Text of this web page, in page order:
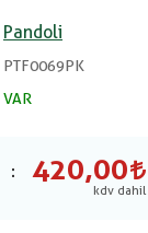
Pandoli
PTF0069PK
VAR
420,00